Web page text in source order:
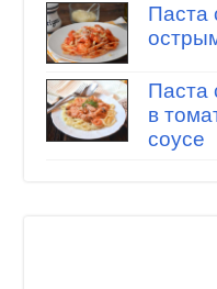
Паста
Паста
в
соусе